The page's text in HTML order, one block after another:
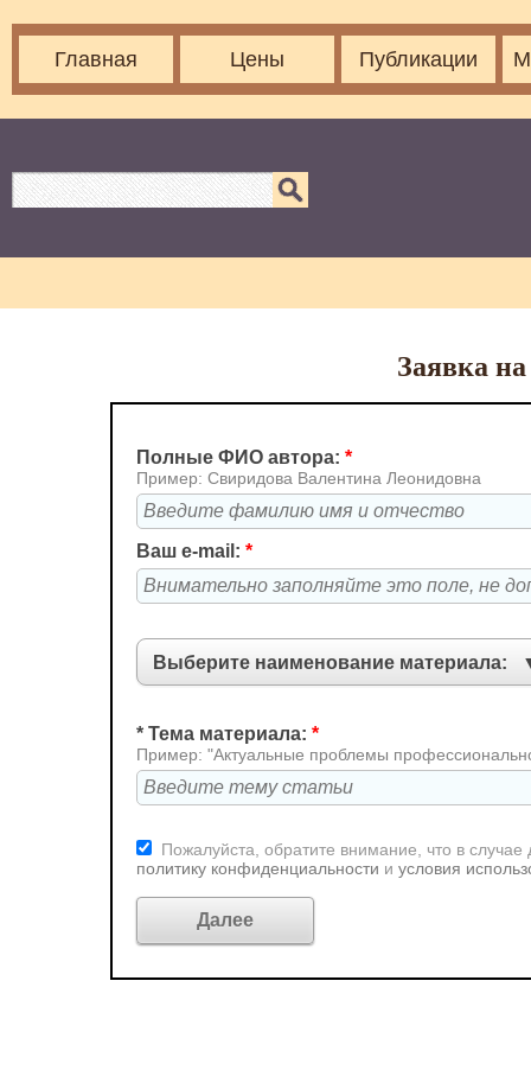
Главная Цены Публикации
Заявка
Полные ФИО автора: *
Пример: Свиридова Валентина Леонидовна
Ваш e-mail: *
* Тема материала: *
Пример: "Актуальные проблемы
Пожалуйста, обратите внимание, что в
политику конфиденциальности и условия